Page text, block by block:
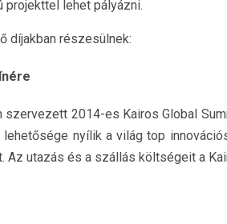
projekttel lehet pályázni.
díjakban részesülnek:
2014-es Kairos Global
nyílik a világ top
utazás és a szállás költségeit a